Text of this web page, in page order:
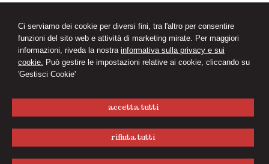
Ci serviamo dei cookie per diversi fini, tra l'altro per consentire
funzioni del sito web e attività di marketing mirate. Per maggiori
informazioni, riveda la nostra informativa sulla privacy e sui
cookie. Può gestire le impostazioni relative ai cookie, cliccando su
'Gestisci Cookie'
accetta tutti
rifiuta tutti
08/08/2026
Quali imprese devono davvero fare il rendiconto di sostenibilità
© 2026 Copyright Studio Capezzuoli. Tutti i diritti riservati | P.IVA
00851900522 |Gestisci Cookie-Sitemap-Privacy-Cookie Policy-